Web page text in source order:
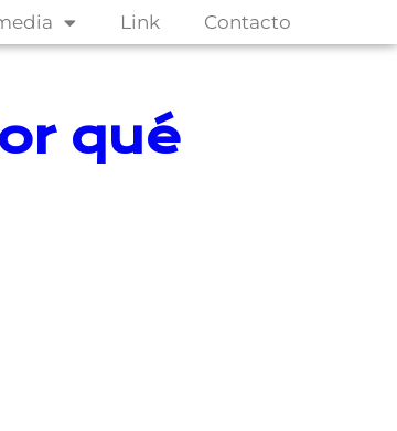
Link Contacto
qué